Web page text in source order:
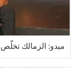
ميدو: الزمالك